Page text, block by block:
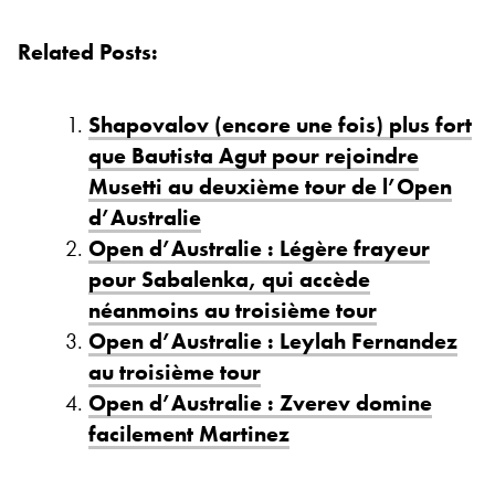
Related Posts:
Shapovalov (encore une fois) plus fort
que Bautista Agut pour rejoindre
Musetti au deuxième tour de l’Open
d’Australie
Open d’Australie : Légère frayeur
pour Sabalenka, qui accède
néanmoins au troisième tour
Open d’Australie : Leylah Fernandez
au troisième tour
Open d’Australie : Zverev domine
facilement Martinez